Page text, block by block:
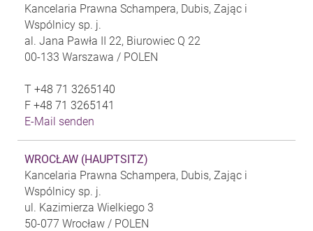
Kancelaria Prawna Schampera, Dubis, Zając i
Wspólnicy sp. j.
al. Jana Pawła II 22, Biurowiec Q 22
00-133 Warszawa / POLEN
T +48 71 3265140
F +48 71 3265141
E-Mail senden
WROCŁAW (HAUPTSITZ)
Kancelaria Prawna Schampera, Dubis, Zając i
Wspólnicy sp. j.
ul. Kazimierza Wielkiego 3
50-077 Wrocław / POLEN